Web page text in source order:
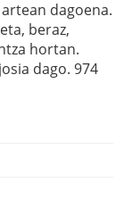
dagoena.
beraz,
hortan.
dago. 974